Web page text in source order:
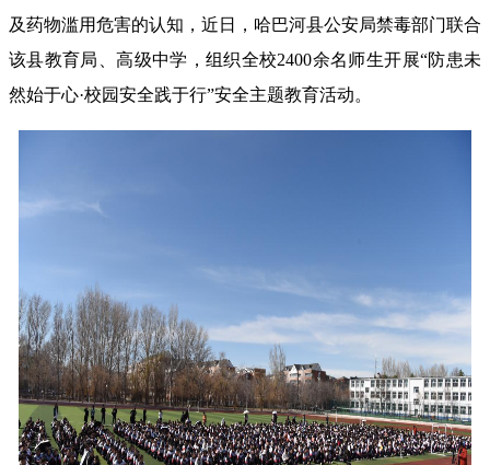
及药物滥用危害的认知，近日，哈巴河县公安局禁毒部门联合
该县教育局、高级中学，组织全校2400余名师生开展“防患未
然始于心·校园安全践于行”安全主题教育活动。